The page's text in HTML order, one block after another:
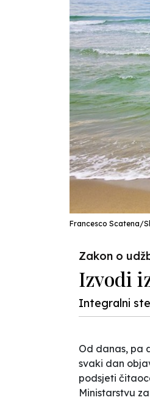
Francesco Scatena/
Zakon o
Izvodi
Integralni
Od danas, pa
svaki dan
podsjeti
Ministarstvu